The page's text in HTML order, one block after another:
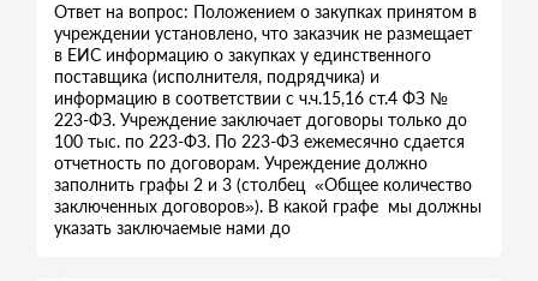
Ответ на вопрос: Положением о закупках принятом в
учреждении установлено, что заказчик не размещает
в ЕИС информацию о закупках у единственного
поставщика (исполнителя, подрядчика) и
информацию в соответствии с ч.ч.15,16 ст.4 ФЗ №
223-ФЗ. Учреждение заключает договоры только до
100 тыс. по 223-ФЗ. По 223-ФЗ ежемесячно сдается
отчетность по договорам. Учреждение должно
заполнить графы 2 и 3 (столбец «Общее количество
заключенных договоров»). В какой графе мы должны
указать заключаемые нами до